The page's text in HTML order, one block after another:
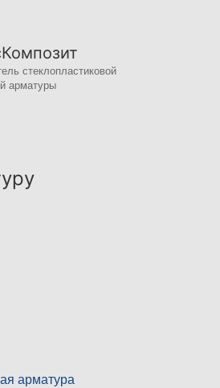
стеклопластиковой
арматуры
арматура